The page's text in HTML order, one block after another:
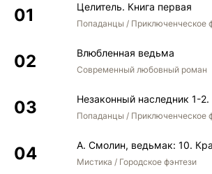
0007-03
0007-05
Целитель. Книга первая
Влюбленная ведьма
Современный любовный роман
А. Смолин, ведьмак: 10.
Мистика / Городское фэнтези